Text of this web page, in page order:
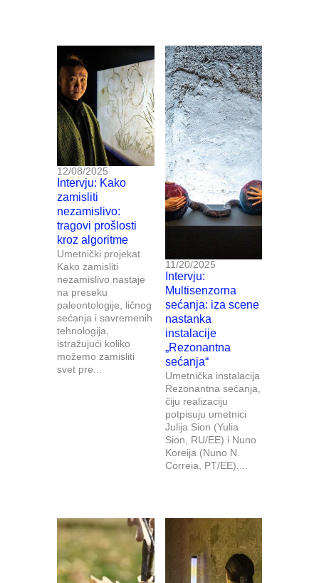
12/08/2025
Intervju: Kako
zamisliti
nezamislivo:
tragovi prošlosti
kroz algoritme
Umetnički projekat
Kako zamisliti
nezamislivo nastaje
na preseku
paleontologije, ličnog
sećanja i savremenih
tehnologija,
istražujući koliko
možemo zamisliti
svet pre...
11/20/2025
Intervju:
Multisenzorna
sećanja: iza scene
nastanka
instalacije
„Rezonantna
sećanja“
Umetnička instalacija
Rezonantna sećanja,
čiju realizaciju
potpisuju umetnici
Julija Sion (Yulia
Sion, RU/EE) i Nuno
Koreija (Nuno N.
Correia, PT/EE),...